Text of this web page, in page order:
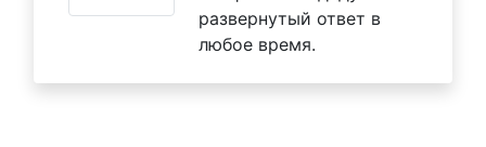
развернутый ответ в
любое время.